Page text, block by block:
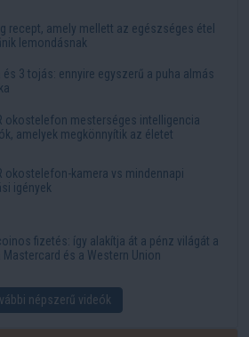
recept, amely mellett az egészséges étel
lemondásnak
és 3 tojás: ennyire egyszerű a puha almás
okostelefon mesterséges intelligencia
amelyek megkönnyítik az életet
okostelefon-kamera vs mindennapi
igények
fizetés: így alakítja át a pénz világát a
Mastercard és a Western Union
népszerű videók